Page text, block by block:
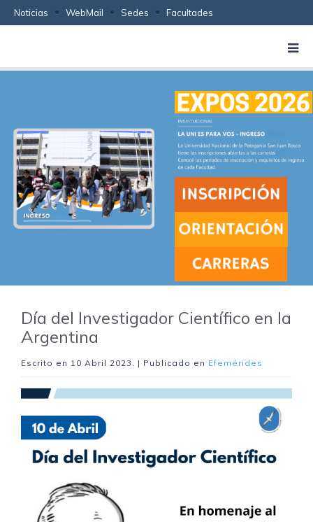
Noticias WebMail Sedes Facultades
Día del Investigador Científico en la
Argentina
Escrito en 10 Abril 2023 . | Publicado en Efemérides